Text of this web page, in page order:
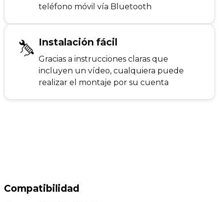
teléfono móvil vía Bluetooth
Instalación fácil
Gracias a instrucciones claras que
incluyen un vídeo, cualquiera puede
realizar el montaje por su cuenta
Compatibilidad